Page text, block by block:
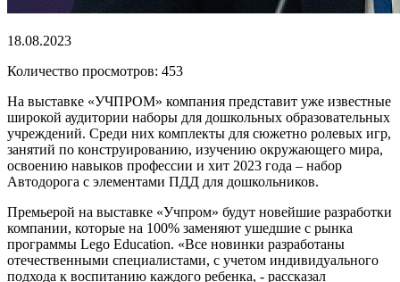
18.08.2023
Количество просмотров: 453
На выставке «УЧПРОМ» компания представит уже известные
широкой аудитории наборы для дошкольных образовательных
учреждений. Среди них комплекты для сюжетно ролевых игр,
занятий по конструированию, изучению окружающего мира,
освоению навыков профессии и хит 2023 года – набор
Автодорога с элементами ПДД для дошкольников.
Премьерой на выставке «Учпром» будут новейшие разработки
компании, которые на 100% заменяют ушедшие с рынка
программы Lego Education. «Все новинки разработаны
отечественными специалистами, с учетом индивидуального
подхода к воспитанию каждого ребенка, - рассказал